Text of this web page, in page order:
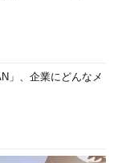
」、企業にどんなメ